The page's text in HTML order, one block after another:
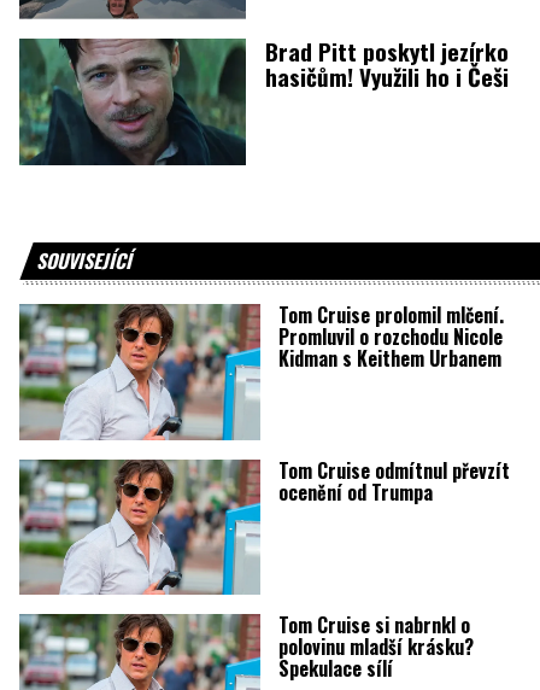
Brad Pitt poskytl jezírko
hasičům! Využili ho i Češi
SOUVISEJÍCÍ
Tom Cruise prolomil mlčení.
Promluvil o rozchodu Nicole
Kidman s Keithem Urbanem
Tom Cruise odmítnul převzít
ocenění od Trumpa
Tom Cruise si nabrnkl o
polovinu mladší krásku?
Spekulace sílí